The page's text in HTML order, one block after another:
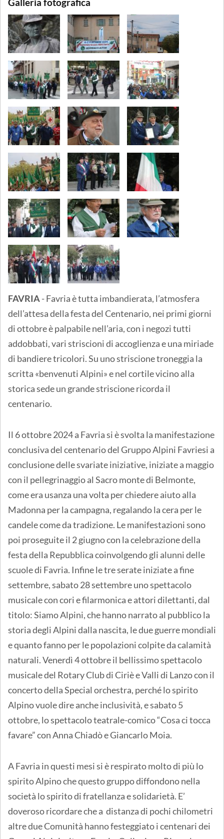
FAVRIA- Favria è tutta imbandierata, l’atmosfera
dell’attesa della festa del Centenario, nei primi giorni
di ottobre è palpabile nell’aria, con i negozi tutti
addobbati, vari striscioni di accoglienza e una miriade
di bandiere tricolori. Su uno striscione troneggia la
scritta «benvenuti Alpini» e nel cortile vicino alla
storica sede un grande striscione ricorda il
centenario.
Il 6 ottobre 2024 a Favria si è svolta la manifestazione
conclusiva del centenario del Gruppo Alpini Favriesi a
conclusione delle svariate iniziative, iniziate a maggio
con il pellegrinaggio al Sacro monte di Belmonte,
come era usanza una volta per chiedere aiuto alla
Madonna per la campagna, regalando la cera per le
candele come da tradizione. Le manifestazioni sono
poi proseguite il 2 giugno con la celebrazione della
festa della Repubblica coinvolgendo gli alunni delle
scuole di Favria. Infine le tre serate iniziate a fine
settembre, sabato 28 settembre uno spettacolo
musicale con cori e filarmonica e attori dilettanti, dal
titolo: Siamo Alpini, che hanno narrato al pubblico la
storia degli Alpini dalla nascita, le due guerre mondiali
e quanto fanno per le popolazioni colpite da calamità
naturali. Venerdì 4 ottobre il bellissimo spettacolo
musicale del Rotary Club di Ciriè e Valli di Lanzo con il
concerto della Special orchestra, perché lo spirito
Alpino vuole dire anche inclusività, e sabato 5
ottobre, lo spettacolo teatrale-comico “Cosa ci tocca
favare” con Anna Chiadò e Giancarlo Moia.
A Favria in questi mesi si è respirato molto di più lo
spirito Alpino che questo gruppo diffondono nella
società lo spirito di fratellanza e solidarietà. E’
doveroso ricordare che a distanza di pochi chilometri
altre due Comunità hanno festeggiato i centenari dei